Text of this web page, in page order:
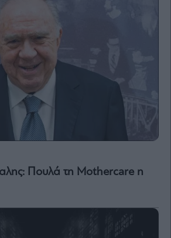
Πουλά τη Mothercare η